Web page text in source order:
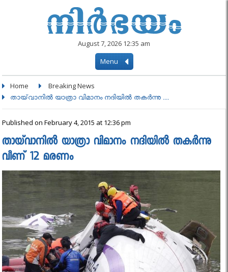
August 7, 2026 12:35 am
Menu
Home Breaking News
തായ്‌വാനിൽ യാത്രാ വിമാനം നദിയിൽ തകർന്നു ....
Published on February 4, 2015 at 12:36 pm
തായ്‌വാനിൽ യാത്രാ വിമാനം നദിയിൽ തകർന്നു
വീണ് 12 മരണം